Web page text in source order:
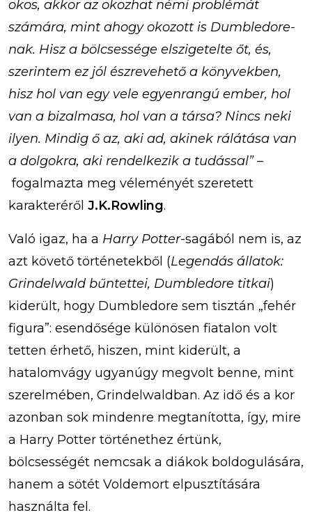
okos, akkor az okozhat némi problémát
számára, mint ahogy okozott is Dumbledore-
nak. Hisz a bölcsessége elszigetelte őt, és,
szerintem ez jól észrevehető a könyvekben,
hisz hol van egy vele egyenrangú ember, hol
van a bizalmasa, hol van a társa? Nincs neki
ilyen. Mindig ő az, aki ad, akinek rálátása van
a dolgokra, aki rendelkezik a tudással”–
fogalmazta meg véleményét szeretett
karakteréről J.K.Rowling.
Való igaz, ha a Harry Potter-sagából nem is, az
azt követő történetekből (Legendás állatok:
Grindelwald bűntettei, Dumbledore titkai)
kiderült, hogy Dumbledore sem tisztán „fehér
figura”: esendősége különösen fiatalon volt
tetten érhető, hiszen, mint kiderült, a
hatalomvágy ugyanúgy megvolt benne, mint
szerelmében, Grindelwaldban. Az idő és a kor
azonban sok mindenre megtanította, így, mire
a Harry Potter történethez értünk,
bölcsességét nemcsak a diákok boldogulására,
hanem a sötét Voldemort elpusztítására
használta fel.